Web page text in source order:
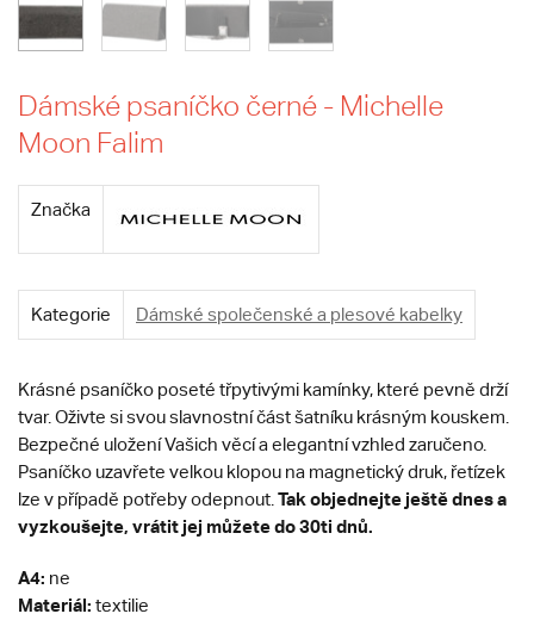
Dámské psaníčko černé - Michelle
Moon Falim
Značka
Kategorie Dámské společenské a plesové kabelky
Krásné psaníčko poseté třpytivými kamínky, které pevně drží
tvar. Oživte si svou slavnostní část šatníku krásným kouskem.
Bezpečné uložení Vašich věcí a elegantní vzhled zaručeno.
Psaníčko uzavřete velkou klopou na magnetický druk, řetízek
lze v případě potřeby odepnout. Tak objednejte ještě dnes a
vyzkoušejte, vrátit jej můžete do 30ti dnů.
A4: ne
Materiál: textilie